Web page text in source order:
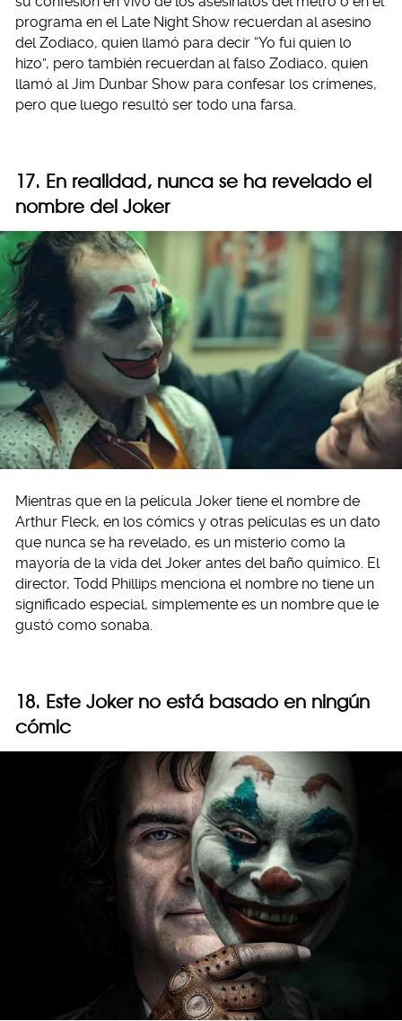
programa en el Late Night Show recuerdan al asesino
del Zodiaco, quien llamó para decir “Yo fui quien lo
hizo”, pero también recuerdan al falso Zodiaco, quien
llamó al Jim Dunbar Show para confesar los crímenes,
pero que luego resultó ser todo una farsa.
17. En realidad, nunca se ha revelado el
nombre del Joker
Mientras que en la película Joker tiene el nombre de
Arthur Fleck, en los cómics y otras películas es un dato
que nunca se ha revelado, es un misterio como la
mayoría de la vida del Joker antes del baño químico. El
director, Todd Phillips menciona el nombre no tiene un
significado especial, simplemente es un nombre que le
gustó como sonaba.
18. Este Joker no está basado en ningún
cómic